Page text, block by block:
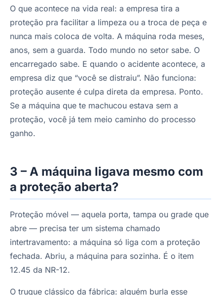
O que acontece na vida real: a empresa tira a
proteção pra facilitar a limpeza ou a troca de peça e
nunca mais coloca de volta. A máquina roda meses,
anos, sem a guarda. Todo mundo no setor sabe. O
encarregado sabe. E quando o acidente acontece, a
empresa diz que “você se distraiu”. Não funciona:
proteção ausente é culpa direta da empresa. Ponto.
Se a máquina que te machucou estava sem a
proteção, você já tem meio caminho do processo
ganho.
3 – A máquina ligava mesmo com
a proteção aberta?
Proteção móvel — aquela porta, tampa ou grade que
abre — precisa ter um sistema chamado
intertravamento: a máquina só liga com a proteção
fechada. Abriu, a máquina para sozinha. É o item
12.45 da NR-12.
O truque clássico da fábrica: alguém burla esse